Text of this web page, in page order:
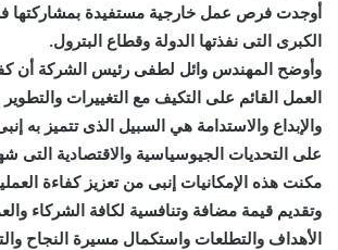
أوجدت فرص عمل خارجية مستفيدة بمشاركتها
الكبرى التى نفذتها الدولة وقطاع البترول.
وأوضح المهندس وائل لطفى رئيس الشركة أن
العمل القائم على التكيف مع التغييرات
والإبداع والاستدامة هي السبيل الذى تتميز به
مكنت هذه الإمكانيات إنبى من تعزيز كفاءة
وتقديم قيمة مضافة وتنافسية لكافة الشركاء
الأهداف والتطلعات واستكمال مسيرة النجاح